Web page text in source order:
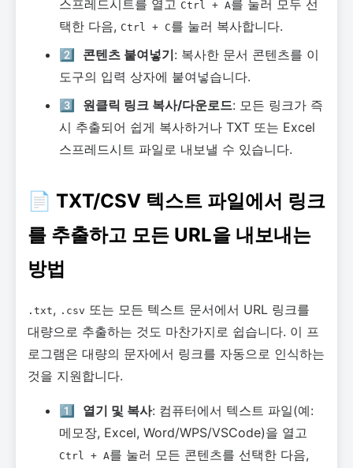
스프레드시트를 열고 Ctrl + A를 눌러 모두 선
택한 다음, Ctrl + C를 눌러 복사합니다.
2️⃣
콘텐츠 붙여넣기: 복사한 문서 콘텐츠를 이
도구의 입력 상자에 붙여넣습니다.
3️⃣
원클릭 링크 복사/다운로드: 모든 링크가 즉
시 추출되어 쉽게 복사하거나 TXT 또는 Excel
스프레드시트 파일로 내보낼 수 있습니다.
📄 TXT/CSV 텍스트 파일에서 링크
를 추출하고 모든 URL을 내보내는
방법
.txt, .csv 또는 모든 텍스트 문서에서 URL 링크를
대량으로 추출하는 것도 마찬가지로 쉽습니다. 이 프
로그램은 대량의 문자에서 링크를 자동으로 인식하는
것을 지원합니다.
1️⃣ 열기 및 복사: 컴퓨터에서 텍스트 파일(예:
메모장, Excel, Word/WPS/VSCode)을 열고
Ctrl + A를 눌러 모든 콘텐츠를 선택한 다음,